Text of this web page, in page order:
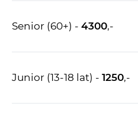
Senior (60+) - 4300,-
Junior (13-18 lat) - 1250,-